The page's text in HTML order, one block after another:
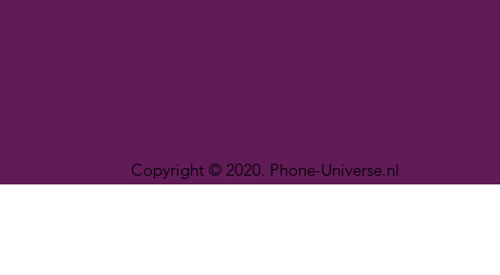
Copyright © 2020. Phone-Universe.nl